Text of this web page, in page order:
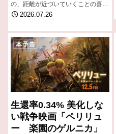
の、距離が近づいていくことの喜び
や、一見するとささいにも思えるす
れ違い、そして避けられなかった結
に描く。…
2026.07.26
生還率0.34% 美化しな
い戦争映画「ペリリュ
ー 楽園のゲルニカ」